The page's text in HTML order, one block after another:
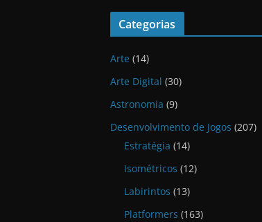
Categorias
Arte (14)
Arte Digital (30)
Astronomia (9)
Desenvolvimento de Jogos (207)
Estratégia (14)
Isométricos (12)
Labirintos (13)
Platformers (163)